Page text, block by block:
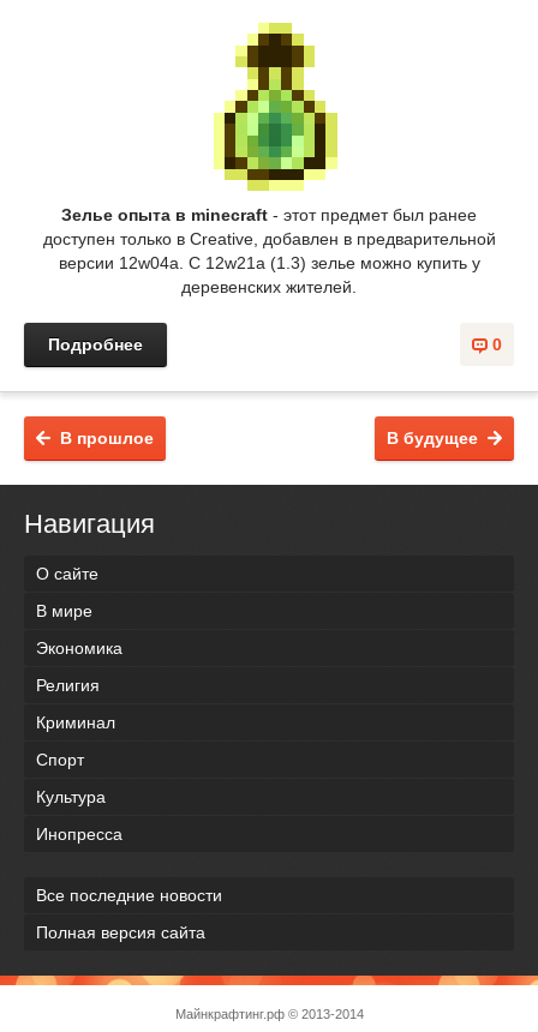
Зелье опыта в minecraft - этот предмет был ранее
доступен только в Creative, добавлен в предварительной
версии 12w04a. С 12w21a (1.3) зелье можно купить у
деревенских жителей.
0
Подробнее
В будущее
В прошлое
Навигация
О сайте
В мире
Экономика
Религия
Криминал
Спорт
Культура
Инопресса
Все последние новости
Полная версия сайта
Майнкрафтинг.рф© 2013-2014